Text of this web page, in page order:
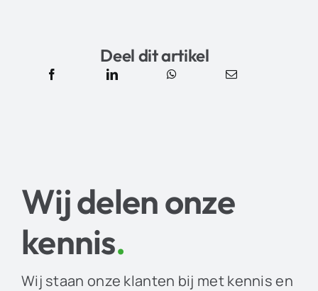
Deel dit artikel
Wij delen onze
kennis.
Wij staan onze klanten bij met kennis en